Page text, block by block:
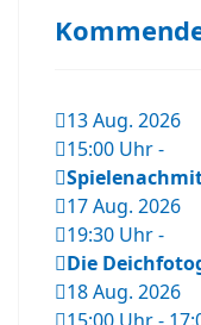
13 Aug. 2026
15:00 Uhr-
17 Aug. 2026
19:30 Uhr-
Die
18 Aug. 2026